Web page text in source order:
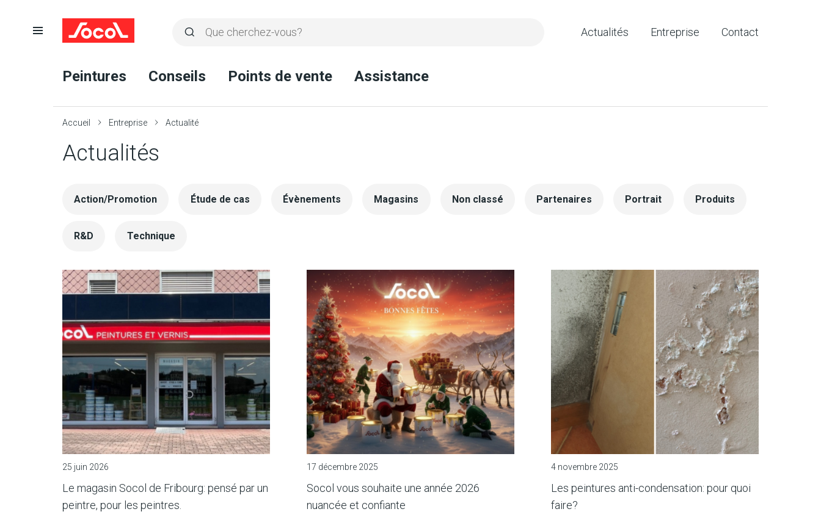
Rechercher
recherche
Ouvrir
Peintures Conseils Points de vente Assistance
Actualités Entreprise Contact
Accueil Entreprise Actualité
Actualités
Action/Promotion Étude de cas Évènements Magasins Non classé Partenaires Portrait Produits
R&D Technique
25 juin 2026
Le magasin Socol de Fribourg: pensé par un
peintre, pour les peintres.
17 décembre 2025
Socol vous souhaite une année 2026
nuancée et confiante
4 novembre 2025
Les peintures anti-condensation: pour quoi
faire?